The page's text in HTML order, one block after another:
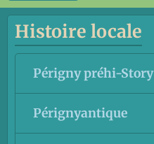
Histoire locale
Périgny préhi-Story
Pérignyantique